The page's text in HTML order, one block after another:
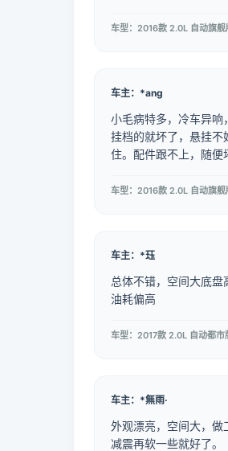
车型：2016款 2.0L 自动旗舰
车主：*ang
小毛病特多，冷车异响
挂档的就坏了，悬挂不
住。配件跟不上，随便
车型：2016款 2.0L 自动旗舰
车主：*珏
总体不错，空间大底
油耗偏高
车型：2017款 2.0L 自动都市
车主：*無雨·
外观漂亮，空间大，做
减震再软一些就好了。